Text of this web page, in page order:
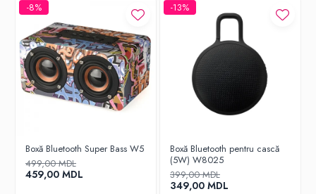
-8%
Boxă Bluetooth Super Bass W5
499,00 MDL
459,00 MDL
-13%
Boxă Bluetooth pentru cască
(5W) W8025
399,00 MDL
349,00 MDL